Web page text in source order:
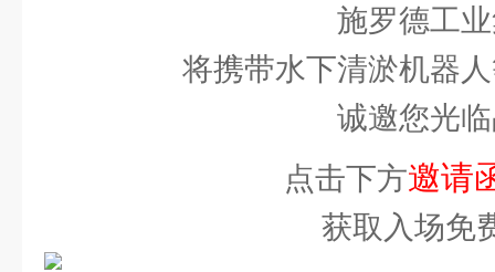
施罗德工
将携带水下清淤机器
诚邀您光
点击下方邀请
获取入场免